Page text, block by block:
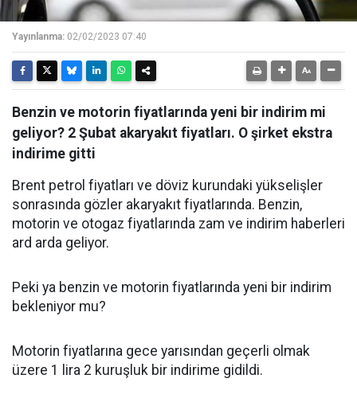
Yayınlanma: 02/02/2023 07:40
Benzin ve motorin fiyatlarında yeni bir indirim mi
geliyor? 2 Şubat akaryakıt fiyatları. O şirket ekstra
indirime gitti
Brent petrol fiyatları ve döviz kurundaki yükselişler
sonrasında gözler akaryakıt fiyatlarında. Benzin,
motorin ve otogaz fiyatlarında zam ve indirim haberleri
ard arda geliyor.
Peki ya benzin ve motorin fiyatlarında yeni bir indirim
bekleniyor mu?
Motorin fiyatlarına gece yarısından geçerli olmak
üzere 1 lira 2 kuruşluk bir indirime gidildi.